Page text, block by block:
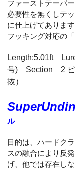
ファーストテーパ
必要性を無くしテ
に仕上げてありま
フッキング対応の
Length:5.01ft
号) Section 2 ピ
抜）
ル
目的は、ハードク
スの融合により反
げ、他では存在し